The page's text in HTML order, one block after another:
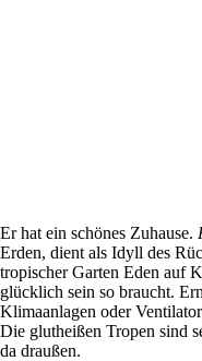
Er hat ein schönes Zuhause.
Erden, dient als Idyll des
tropischer Garten Eden auf
glücklich sein so braucht.
Klimaanlagen oder
Die glutheißen Tropen sind
da draußen.